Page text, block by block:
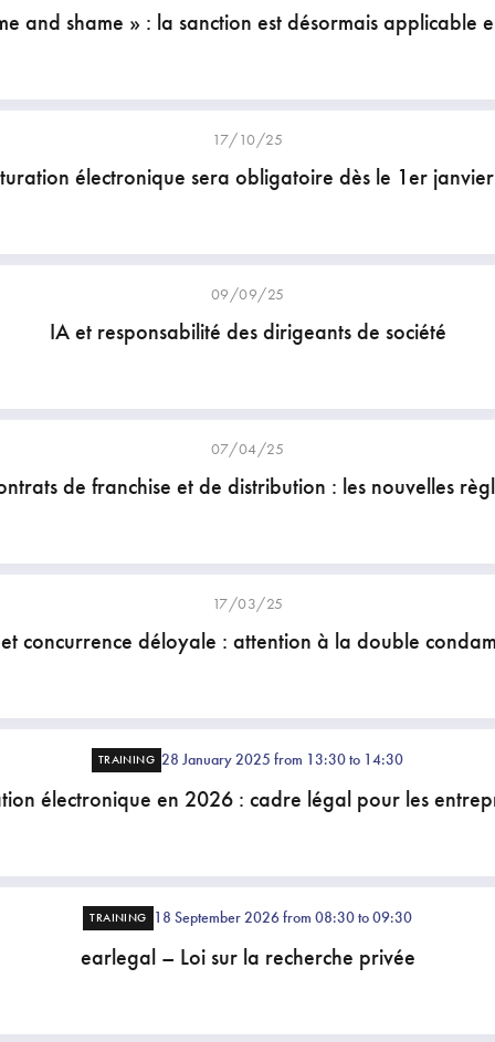
and shame » : la sanction est désormais applicable
17/10/25
électronique sera obligatoire dès le 1er
09/09/25
IA et responsabilité des dirigeants de société
07/04/25
de franchise et de distribution : les nouvelles
17/03/25
concurrence déloyale : attention à la double
TRAINING 28 January 2025 from 13:30 to 14:30
électronique en 2026 : cadre légal pour les
TRAINING 18 September 2026 from 08:30 to 09:30
earlegal – Loi sur la recherche privée